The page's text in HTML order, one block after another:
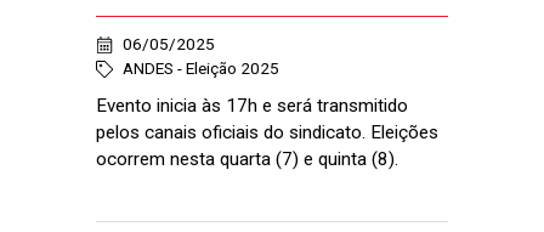
06/05/2025
ANDES - Eleição 2025
Evento inicia às 17h e será transmitido
pelos canais oficiais do sindicato. Eleições
ocorrem nesta quarta (7) e quinta (8).